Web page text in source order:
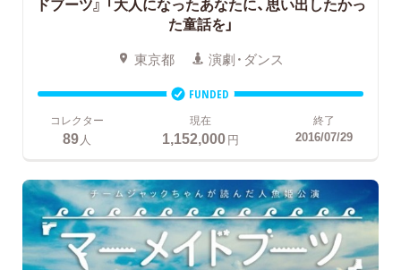
た童話を」
東京都 演劇・ダンス
FUNDED
コレクター
89人
現在
1,152,000円
終了
2016/07/29